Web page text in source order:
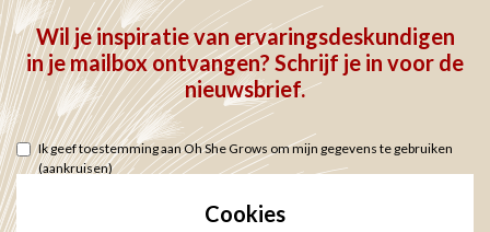
Wil je inspiratie van ervaringsdeskundigen
in je mailbox ontvangen? Schrijf je in voor de
nieuwsbrief.
Ik geef toestemming aan Oh She Grows om mijn gegevens te gebruiken
(aankruisen)
Cookies